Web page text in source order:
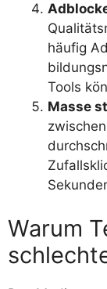
häufig
Tools
Masse
Warum